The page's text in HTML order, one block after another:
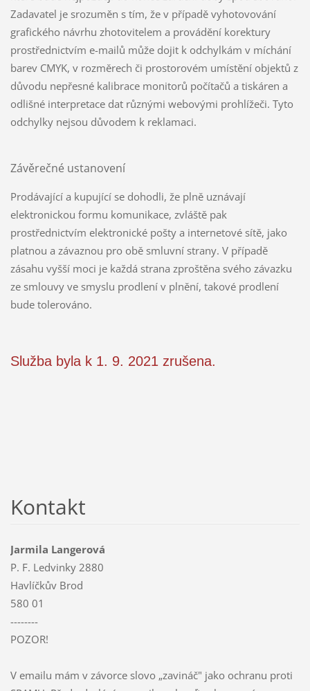
Zadavatel je srozuměn s tím, že v případě vyhotovování
grafického návrhu zhotovitelem a provádění korektury
prostřednictvím e-mailů může dojit k odchylkám v míchání
barev CMYK, v rozměrech či prostorovém umístění objektů z
důvodu nepřesné kalibrace monitorů počítačů a tiskáren a
odlišné interpretace dat různými webovými prohlížeči. Tyto
odchylky nejsou důvodem k reklamaci.
Závěrečné ustanovení
Prodávající a kupující se dohodli, že plně uznávají
elektronickou formu komunikace, zvláště pak
prostřednictvím elektronické pošty a internetové sítě, jako
platnou a závaznou pro obě smluvní strany. V případě
zásahu vyšší moci je každá strana zproštěna svého závazku
ze smlouvy ve smyslu prodlení v plnění, takové prodlení
bude tolerováno.
Služba byla k 1. 9. 2021 zrušena.
Kontakt
Jarmila Langerová
P. F. Ledvinky 2880
Havlíčkův Brod
580 01
--------
POZOR!
V emailu mám v závorce slovo „zavináč" jako ochranu proti